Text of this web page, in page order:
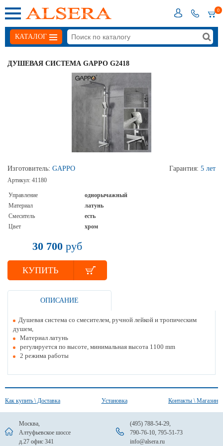
0
КАТАЛОГ
ДУШЕВАЯ СИСТЕМА GAPPO G2418
Изготовитель: GAPPO Гарантия: 5 лет
Артикул: 41180
Управление
однорычажный
Материал
латунь
Смеситель
есть
Цвет
хром
30 700 руб
КУПИТЬ
ОПИСАНИЕ
Душевая система со смесителем, ручной лейкой и тропическим
душем,
Материал латунь
регулируется по высоте, минимальная высота 1100 mm
2 режима работы
Как купить \ Доставка Установка Контакты \ Магазин
Москва,
Алтуфьевское шоссе
д.27 офис 341
(495) 788-54-29,
790-76-10, 795-51-73
info@alsera.ru